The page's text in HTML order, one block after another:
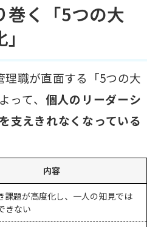
巻く「5つの大
理職が直面する「5つの大
って、 個人のリーダーシ
支えきれなくなっている
内容
課題が高度化し、一人の知見では
きない